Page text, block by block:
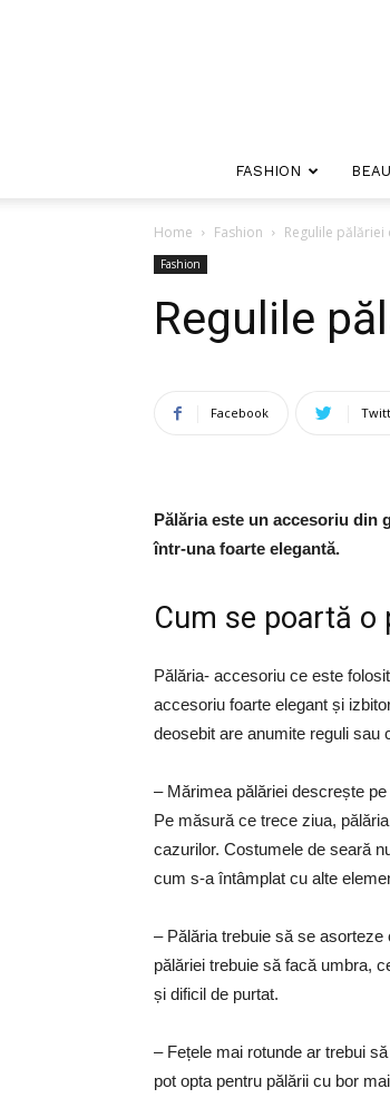
FASHION
Home Fashion Regulile pălăriei
Fashion
Regulile
Facebook
Pălăria este un accesoriu din
într-una foarte elegantă.
Cum se poartă
Pălăria- accesoriu ce este
accesoriu foarte elegant și
deosebit are anumite reguli sau
– Mărimea pălăriei descrește
Pe măsură ce trece ziua,
cazurilor. Costumele de seară
cum s-a întâmplat cu alte
– Pălăria trebuie să se
pălăriei trebuie să facă umbra,
și dificil de purtat.
– Fețele mai rotunde ar trebui
pot opta pentru pălării cu bor